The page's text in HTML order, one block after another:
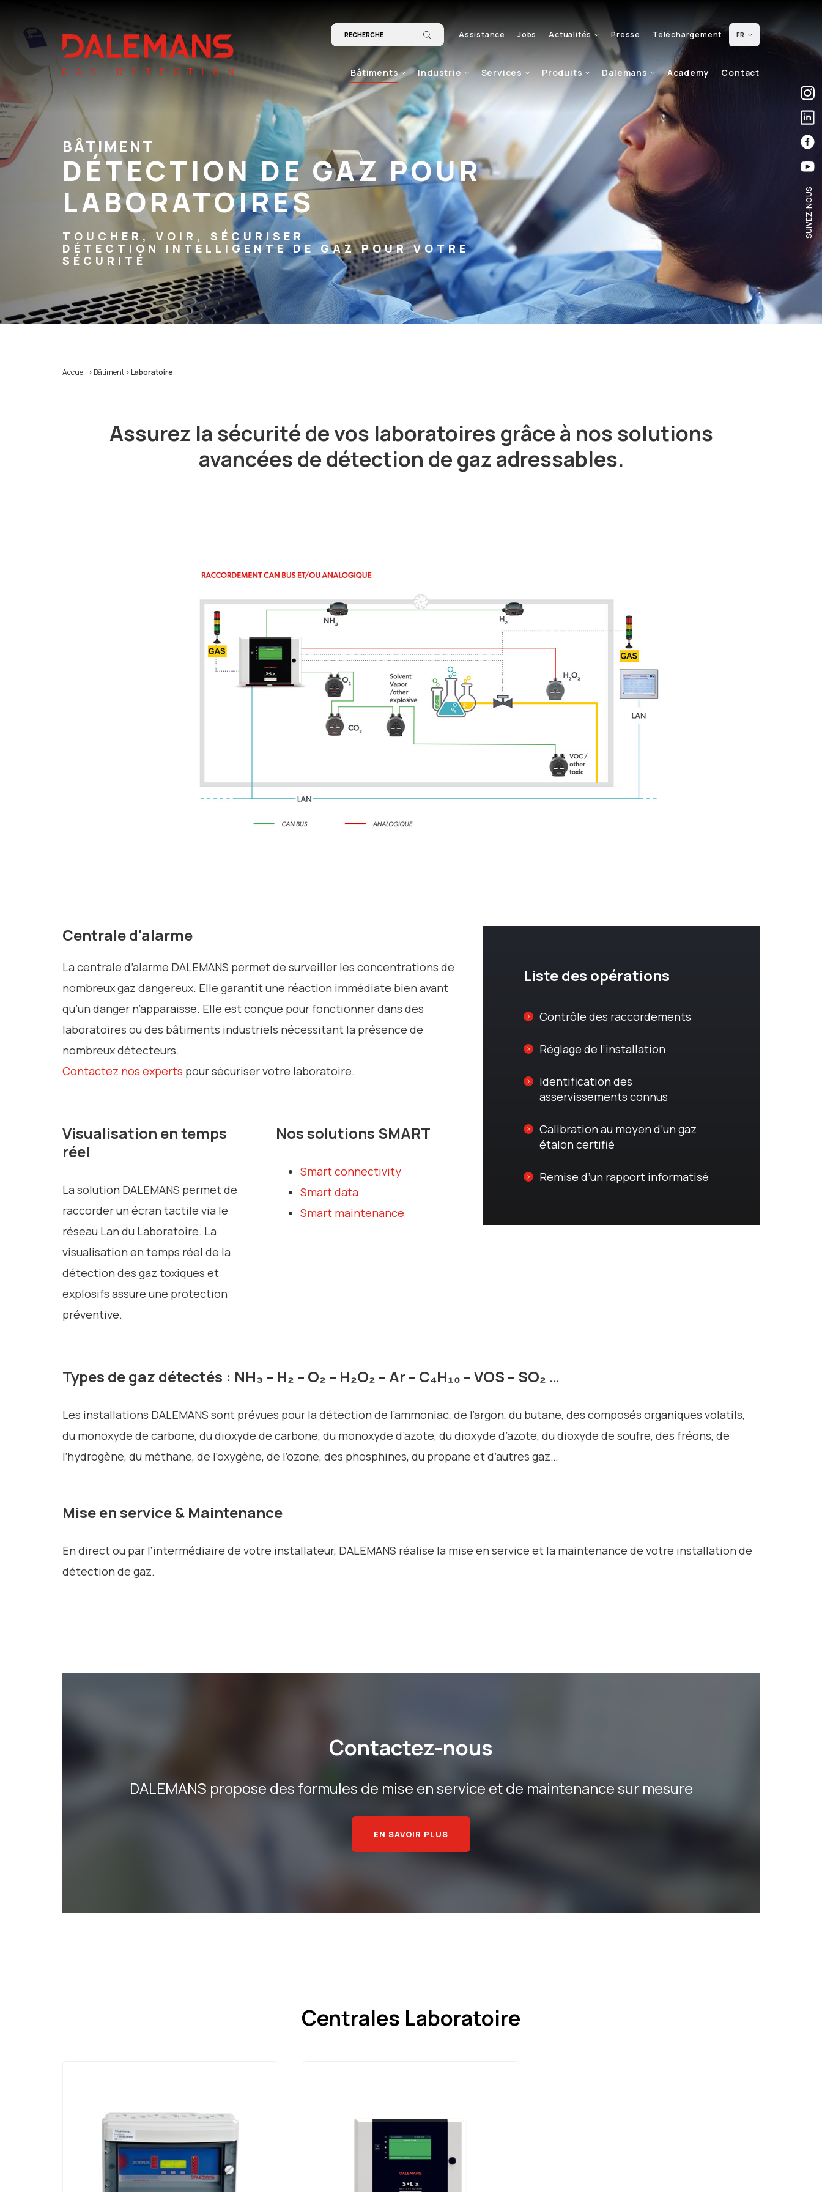
Assistance Jobs Actualités Presse Téléchargement FR
Bâtiments Industrie Services Produits Dalemans Academy Contact
BÂTIMENT
DÉTECTION DE GAZ POUR
LABORATOIRES
TOUCHER, VOIR, SÉCURISER
DÉTECTION INTELLIGENTE DE GAZ POUR VOTRE
SÉCURITÉ
SUIVEZ-NOUS
Accueil > Bâtiment >Laboratoire
Assurez la sécurité de vos laboratoires grâce à nos solutions
avancées de détection de gaz adressables.
Centrale d'alarme
La centrale d’alarme DALEMANS permet de surveiller les concentrations de
nombreux gaz dangereux. Elle garantit une réaction immédiate bien avant
qu’un danger n’apparaisse. Elle est conçue pour fonctionner dans des
laboratoires ou des bâtiments industriels nécessitant la présence de
nombreux détecteurs.
Contactez nos experts pour sécuriser votre laboratoire.
Visualisation en temps
réel
La solution DALEMANS permet de
raccorder un écran tactile via le
réseau Lan du Laboratoire. La
visualisation en temps réel de la
détection des gaz toxiques et
explosifs assure une protection
préventive.
Nos solutions SMART
Smart connectivity
Smart data
Smart maintenance
Liste des opérations
Contrôle des raccordements
Réglage de l’installation
Identification des
asservissements connus
Calibration au moyen d’un gaz
étalon certifié
Remise d’un rapport informatisé
Types de gaz détectés : NH₃ – H₂ – O₂ – H₂O₂ – Ar – C₄H₁₀ – VOS – SO₂ …
Les installations DALEMANS sont prévues pour la détection de l’ammoniac, de l’argon, du butane, des composés organiques volatils,
du monoxyde de carbone, du dioxyde de carbone, du monoxyde d’azote, du dioxyde d’azote, du dioxyde de soufre, des fréons, de
l’hydrogène, du méthane, de l’oxygène, de l’ozone, des phosphines, du propane et d’autres gaz…
Mise en service & Maintenance
En direct ou par l’intermédiaire de votre installateur, DALEMANS réalise la mise en service et la maintenance de votre installation de
détection de gaz.
Contactez-nous
DALEMANS propose des formules de mise en service et de maintenance sur mesure
EN SAVOIR PLUS
Centrales Laboratoire